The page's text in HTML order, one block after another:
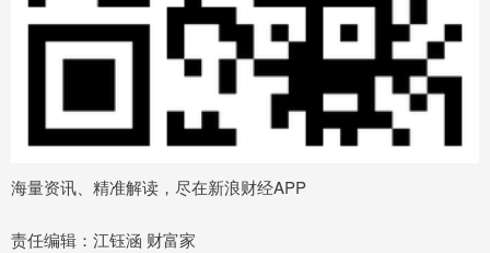
海量资讯、精准解读，尽在新浪财经APP
责任编辑：江钰涵 财富家